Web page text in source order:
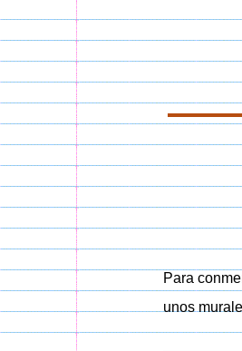
Para
unos